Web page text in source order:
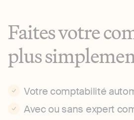
Faites votre
plus
Votre comptabilité
Avec ou sans expert